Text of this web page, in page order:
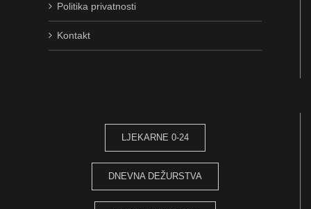
Politika privatnosti
Kontakt
LJEKARNE 0-24
DNEVNA DEŽURSTVA